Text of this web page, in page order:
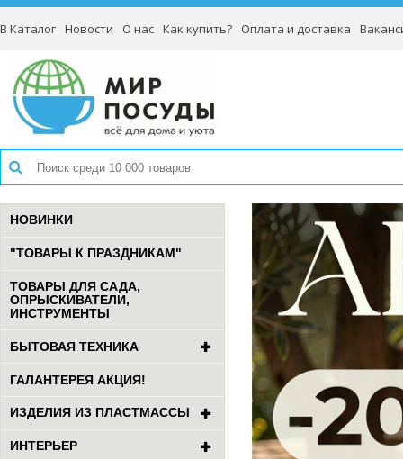
В Каталог Новости О нас Как купить? Оплата и доставка
НОВИНКИ
"ТОВАРЫ К ПРАЗДНИКАМ"
ТОВАРЫ ДЛЯ САДА,
ОПРЫСКИВАТЕЛИ,
ИНСТРУМЕНТЫ
БЫТОВАЯ ТЕХНИКА
ГАЛАНТЕРЕЯ АКЦИЯ!
ИЗДЕЛИЯ ИЗ ПЛАСТМАССЫ
ИНТЕРЬЕР